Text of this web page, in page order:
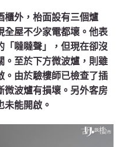
櫃外，枱面設有三個爐
全屋不少家電都壞。他表
「噠噠聲」，但現在卻沒
。至於下方微波爐，則雖
。由於驗樓師已檢查了插
微波爐有損壞。另外客房
未能開啟。